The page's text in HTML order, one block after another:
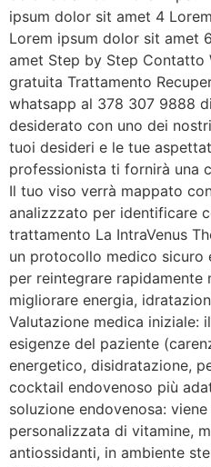
ipsum dolor sit amet 4
Lorem ipsum dolor sit amet
amet Step by Step Contatto
gratuita Trattamento
whatsapp al 378 307 9888
desiderato con uno dei
tuoi desideri e le tue
professionista ti fornirà una
Il tuo viso verrà mappato
analizzzato per identificare
trattamento La IntraVenus
un protocollo medico sicuro
per reintegrare rapidamente
migliorare energia,
Valutazione medica iniziale:
esigenze del paziente
energetico, disidratazione,
cocktail endovenoso più
soluzione endovenosa:
personalizzata di vitamine,
antiossidanti, in ambiente